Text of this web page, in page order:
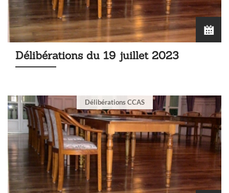
Délibérations du 19 juillet 2023
Délibérations CCAS